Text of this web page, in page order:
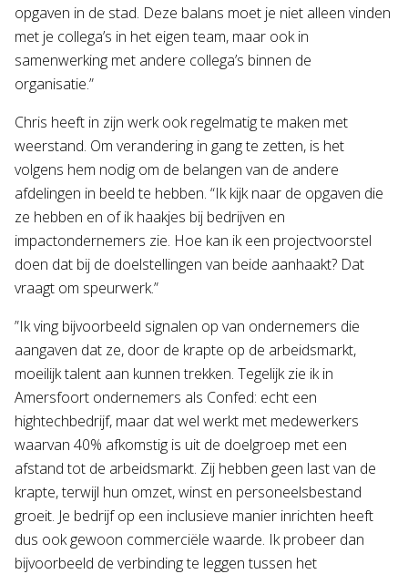
opgaven in de stad. Deze balans moet je niet alleen vinden
met je collega’s in het eigen team, maar ook in
samenwerking met andere collega’s binnen de
organisatie.”
Chris heeft in zijn werk ook regelmatig te maken met
weerstand. Om verandering in gang te zetten, is het
volgens hem nodig om de belangen van de andere
afdelingen in beeld te hebben. “Ik kijk naar de opgaven die
ze hebben en of ik haakjes bij bedrijven en
impactondernemers zie. Hoe kan ik een projectvoorstel
doen dat bij de doelstellingen van beide aanhaakt? Dat
vraagt om speurwerk.”
”Ik ving bijvoorbeeld signalen op van ondernemers die
aangaven dat ze, door de krapte op de arbeidsmarkt,
moeilijk talent aan kunnen trekken. Tegelijk zie ik in
Amersfoort ondernemers als Confed: echt een
hightechbedrijf, maar dat wel werkt met medewerkers
waarvan 40% afkomstig is uit de doelgroep met een
afstand tot de arbeidsmarkt. Zij hebben geen last van de
krapte, terwijl hun omzet, winst en personeelsbestand
groeit. Je bedrijf op een inclusieve manier inrichten heeft
dus ook gewoon commerciële waarde. Ik probeer dan
bijvoorbeeld de verbinding te leggen tussen het